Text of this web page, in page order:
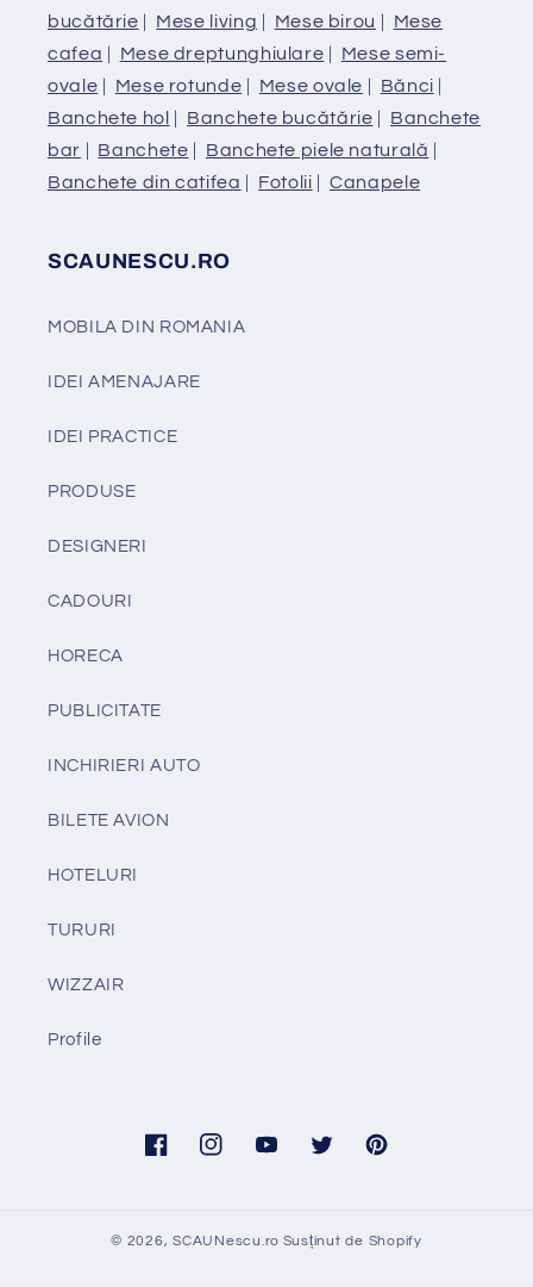
bucătărie | Mese living | Mese birou | Mese
cafea | Mese dreptunghiulare | Mese semi-
ovale | Mese rotunde | Mese ovale | Bănci |
Banchete hol | Banchete bucătărie | Banchete
bar | Banchete | Banchete piele naturală |
Banchete din catifea | Fotolii |Canapele
SCAUNESCU.RO
MOBILA DIN ROMANIA
IDEI AMENAJARE
IDEI PRACTICE
PRODUSE
DESIGNERI
CADOURI
HORECA
PUBLICITATE
INCHIRIERI AUTO
BILETE AVION
HOTELURI
TURURI
WIZZAIR
Profile
FacebookInstagramYouTubeTwitter Pinterest
© 2026,SCAUNescu.ro Susținut de Shopify